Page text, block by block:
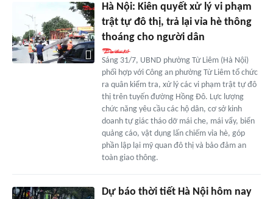
Hà Nội: Kiên quyết xử lý vi phạm
trật tự đô thị, trả lại vỉa hè thông
thoáng cho người dân
Sáng 31/7, UBND phường Từ Liêm (Hà Nội)
phối hợp với Công an phường Từ Liêm tổ chức
ra quân kiểm tra, xử lý các vi phạm trật tự đô
thị trên tuyến đường Hồng Đô. Lực lượng
chức năng yêu cầu các hộ dân, cơ sở kinh
doanh tự giác tháo dỡ mái che, mái vẩy, biển
quảng cáo, vật dụng lấn chiếm vỉa hè, góp
phần lập lại mỹ quan đô thị và bảo đảm an
toàn giao thông.
Dự báo thời tiết Hà Nội hôm nay